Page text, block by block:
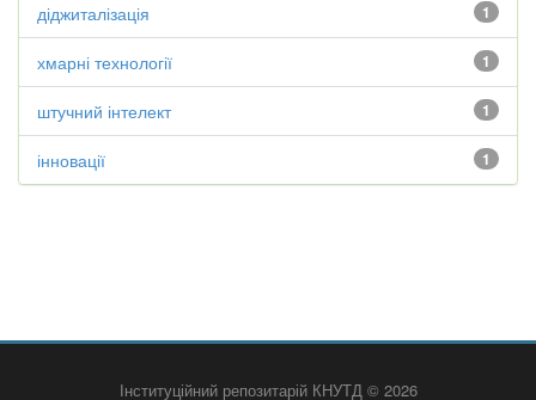
1
діджиталізація
1
хмарні технології
1
штучний інтелект
1
інновації
Інституційний репозитарій КНУТД © 2026